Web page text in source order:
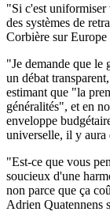
"Si c'est uniformiser
des systèmes de
Corbière sur Europe
"Je demande que le
un débat
estimant que "la
généralités", et en
enveloppe
universelle, il y aura
"Est-ce que vous
soucieux d'une
non parce que ça
Adrien